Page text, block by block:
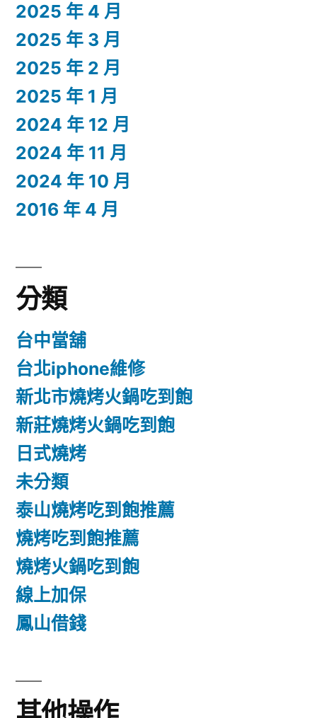
2025 年 4 月
2025 年 3 月
2025 年 2 月
2025 年 1 月
2024 年 12 月
2024 年 11 月
2024 年 10 月
2016 年 4 月
分類
台中當舖
台北iphone維修
新北市燒烤火鍋吃到飽
新莊燒烤火鍋吃到飽
日式燒烤
未分類
泰山燒烤吃到飽推薦
燒烤吃到飽推薦
燒烤火鍋吃到飽
線上加保
鳳山借錢